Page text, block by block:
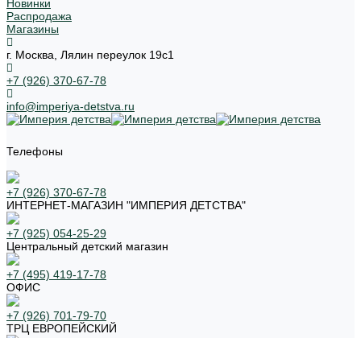
Новинки
Распродажа
Магазины
г. Москва, Лялин переулок 19с1
+7 (926) 370-67-78
info@imperiya-detstva.ru
Телефоны
+7 (926) 370-67-78
ИНТЕРНЕТ-МАГАЗИН "ИМПЕРИЯ ДЕТСТВА"
+7 (925) 054-25-29
Центральный детский магазин
+7 (495) 419-17-78
ОФИС
+7 (926) 701-79-70
ТРЦ ЕВРОПЕЙСКИЙ